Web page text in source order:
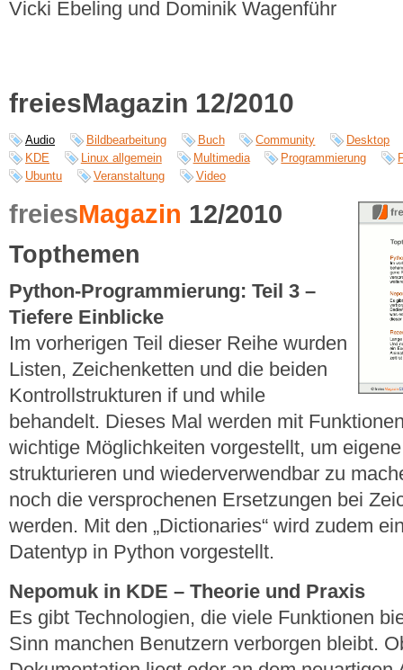
Vicki Ebeling und Dominik Wagenführ
freiesMagazin 12/2010
Audio Bildbearbeitung Buch Community
Desktop
KDE
Linux allgemein Multimedia Programmierung
Ubuntu
Veranstaltung Video
freiesMagazin 12/2010
Topthemen
Python-Programmierung: Teil 3 –
Tiefere Einblicke
Im vorherigen Teil dieser Reihe wurden
Listen, Zeichenketten und die beiden
Kontrollstrukturen if und while
behandelt. Dieses Mal werden mit
wichtige Möglichkeiten vorgestellt, um
strukturieren und wiederverwendbar zu
noch die versprochenen Ersetzungen bei
werden. Mit den „Dictionaries“ wird zudem
Datentyp in Python vorgestellt.
Nepomuk in KDE – Theorie und Praxis
Es gibt Technologien, die viele Funktionen
Sinn manchen Benutzern verborgen bleibt.